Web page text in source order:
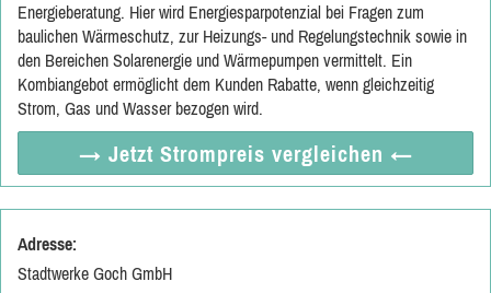
Energieberatung. Hier wird Energiesparpotenzial bei Fragen zum
baulichen Wärmeschutz, zur Heizungs- und Regelungstechnik sowie in
den Bereichen Solarenergie und Wärmepumpen vermittelt. Ein
Kombiangebot ermöglicht dem Kunden Rabatte, wenn gleichzeitig
Strom, Gas und Wasser bezogen wird.
→ Jetzt Strompreis vergleichen ←
Adresse:
Stadtwerke Goch GmbH